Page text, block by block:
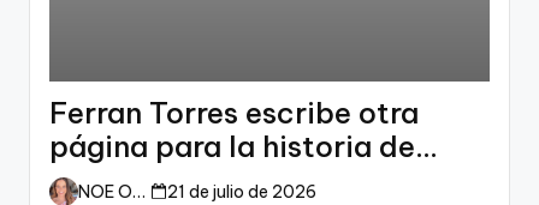
Ferran Torres escribe otra
página para la historia de
España
NOE ORTIZ 21 de julio de 2026